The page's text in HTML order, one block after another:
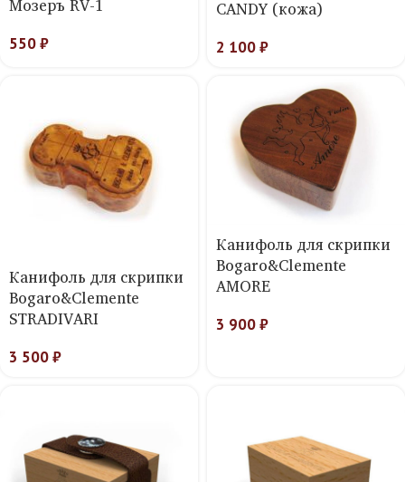
Мозеръ RV-1
550₽
CANDY (кожа)
2 100₽
Канифоль для скрипки
Bogaro&Clemente
STRADIVARI
3 500₽
Канифоль для скрипки
Bogaro&Clemente
AMORE
3 900₽